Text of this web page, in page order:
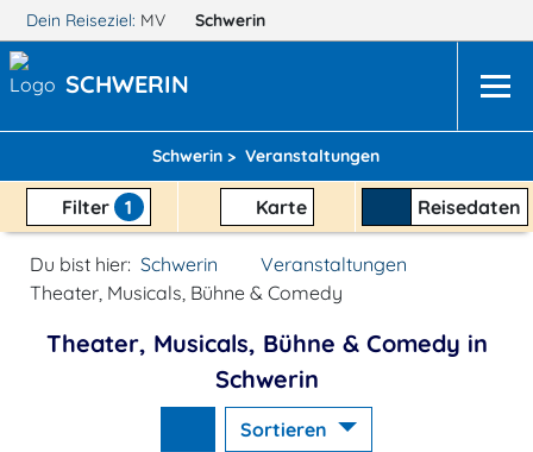
Dein Reiseziel: MV Schwerin
SCHWERIN
Schwerin > Veranstaltungen
Filter 1 Karte Reisedaten
Du bist hier: Schwerin
Veranstaltungen
Theater, Musicals, Bühne & Comedy
Theater, Musicals, Bühne & Comedy in
Schwerin
Sortieren